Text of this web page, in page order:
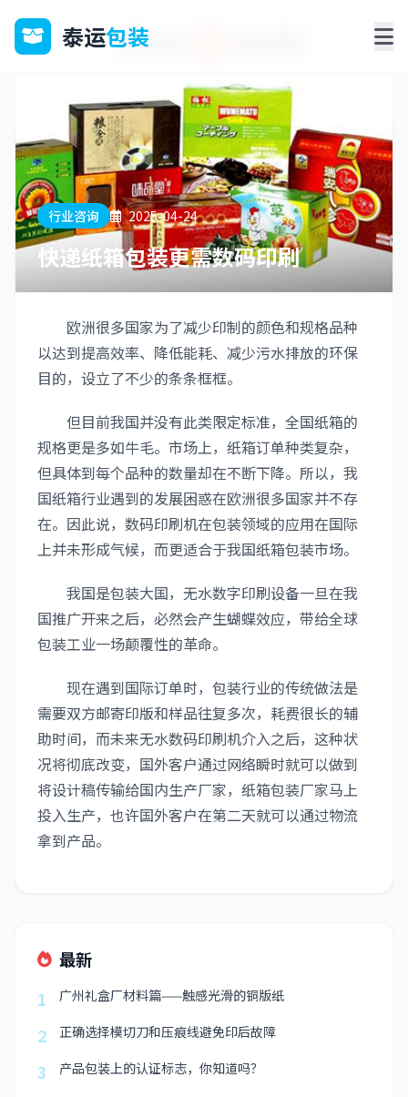
泰运包装
行业咨询 2025-04-24
快递纸箱包装更需数码印刷
欧洲很多国家为了减少印制的颜色和规格品种
以达到提高效率、降低能耗、减少污水排放的环保
目的，设立了不少的条条框框。
但目前我国并没有此类限定标准，全国纸箱的
规格更是多如牛毛。市场上，纸箱订单种类复杂，
但具体到每个品种的数量却在不断下降。所以，我
国纸箱行业遇到的发展困惑在欧洲很多国家并不存
在。因此说，数码印刷机在包装领域的应用在国际
上并未形成气候，而更适合于我国纸箱包装市场。
我国是包装大国，无水数字印刷设备一旦在我
国推广开来之后，必然会产生蝴蝶效应，带给全球
包装工业一场颠覆性的革命。
现在遇到国际订单时，包装行业的传统做法是
需要双方邮寄印版和样品往复多次，耗费很长的辅
助时间，而未来无水数码印刷机介入之后，这种状
况将彻底改变，国外客户通过网络瞬时就可以做到
将设计稿传输给国内生产厂家，纸箱包装厂家马上
投入生产，也许国外客户在第二天就可以通过物流
拿到产品。
最新
1
广州礼盒厂材料篇——触感光滑的铜版纸
2 正确选择模切刀和压痕线避免印后故障
3 产品包装上的认证标志，你知道吗？